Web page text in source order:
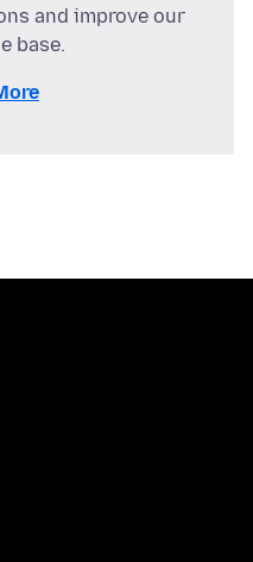
and improve our
base.